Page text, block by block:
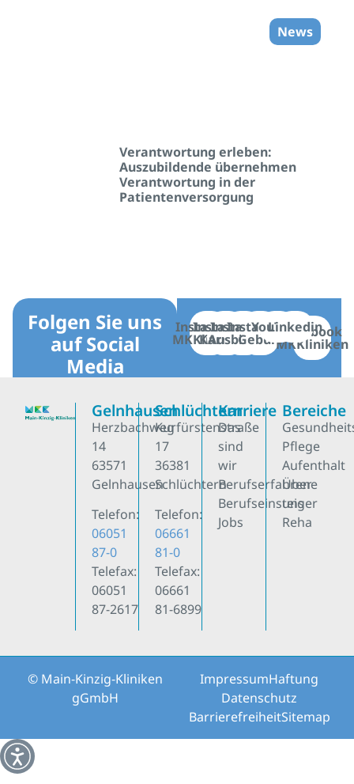
News
Verantwortung erleben:
Auszubildende übernehmen
Verantwortung in der
Patientenversorgung
Folgen Sie uns
auf Social
Media
Instagram
MKKliniken
Instagram
Karriere
Instagram
Ausbildung
Instagram
GeburtFacebook
MKKliniken
YouTube
Linkedin
Gelnhausen
Herzbachweg
14
63571
Gelnhausen
Telefon:
06051
87-0
Telefax:
06051
87-2617
Schlüchtern
Kurfürstenstraße
17
36381
Schlüchtern
Telefon:
06661
81-0
Telefax:
06661
81-6899
Karriere
Das
sind
wir
Berufserfahrene
Berufseinsteiger
Jobs
Bereiche
Pflege
Aufenthalt
Über
uns
Reha
© Main-Kinzig-Kliniken
gGmbH
ImpressumHaftung
Datenschutz
BarrierefreiheitSitemap
Weitere Informationen über den gesperrten Inhalt.